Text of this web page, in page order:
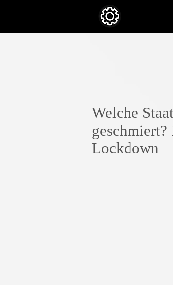
Welche
geschmiert?
Lockdown